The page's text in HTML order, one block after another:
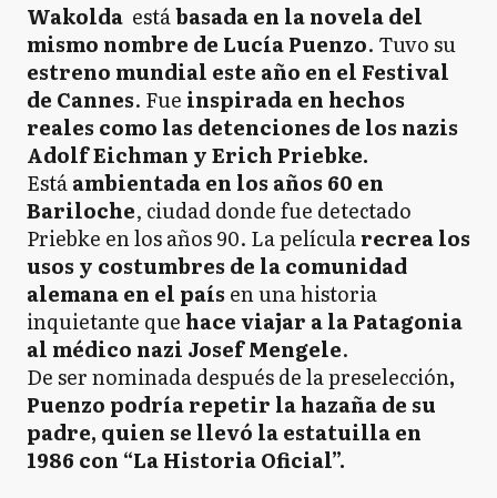
Wakolda estábasada en la novela del
mismo nombre de Lucía Puenzo. Tuvo su
estreno mundial este año en el Festival
de Cannes. Fue inspirada en hechos
reales como las detenciones de los nazis
Adolf Eichman y Erich Priebke.
Estáambientada en los años 60 en
Bariloche, ciudad donde fue detectado
Priebke en los años 90. La películarecrea los
usos y costumbres de la comunidad
alemana en el país en una historia
inquietante que hace viajar a la Patagonia
al médico nazi Josef Mengele.
De ser nominada después de la preselección,
Puenzo podría repetir la hazaña de su
padre, quien se llevó la estatuilla en
1986 con “La Historia Oficial”.